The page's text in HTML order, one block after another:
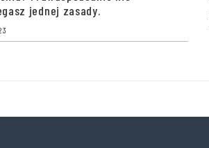
jednej zasady.